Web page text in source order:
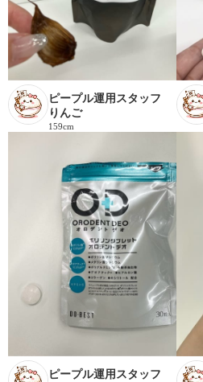
ピープル運用スタッフ
りんご
159cm
ピープル運用スタッフ